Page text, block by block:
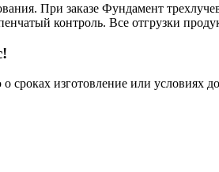
При заказе Фундамент
контроль. Все отгрузки
сроках изготовление или условиях